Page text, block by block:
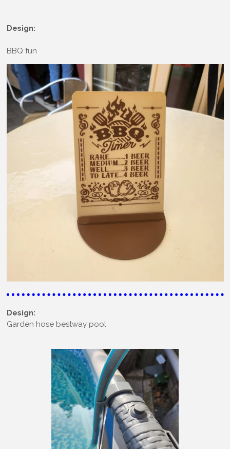
Design:
BBQ fun
Design:
Garden hose bestway pool